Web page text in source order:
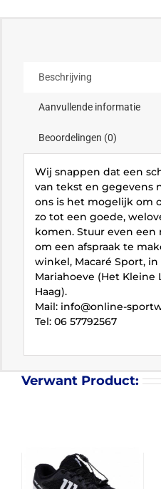
Beschrijving
Aanvullende informatie
Beoordelingen (0)
Wij snappen dat een
van tekst en gegevens
ons is het mogelijk om
zo tot een goede,
komen. Stuur even
om een afspraak te
winkel, Macaré Sport,
Mariahoeve (Het Kleine
Haag).
Mail: info@online-
Tel: 06 57792567
Verwant Product: